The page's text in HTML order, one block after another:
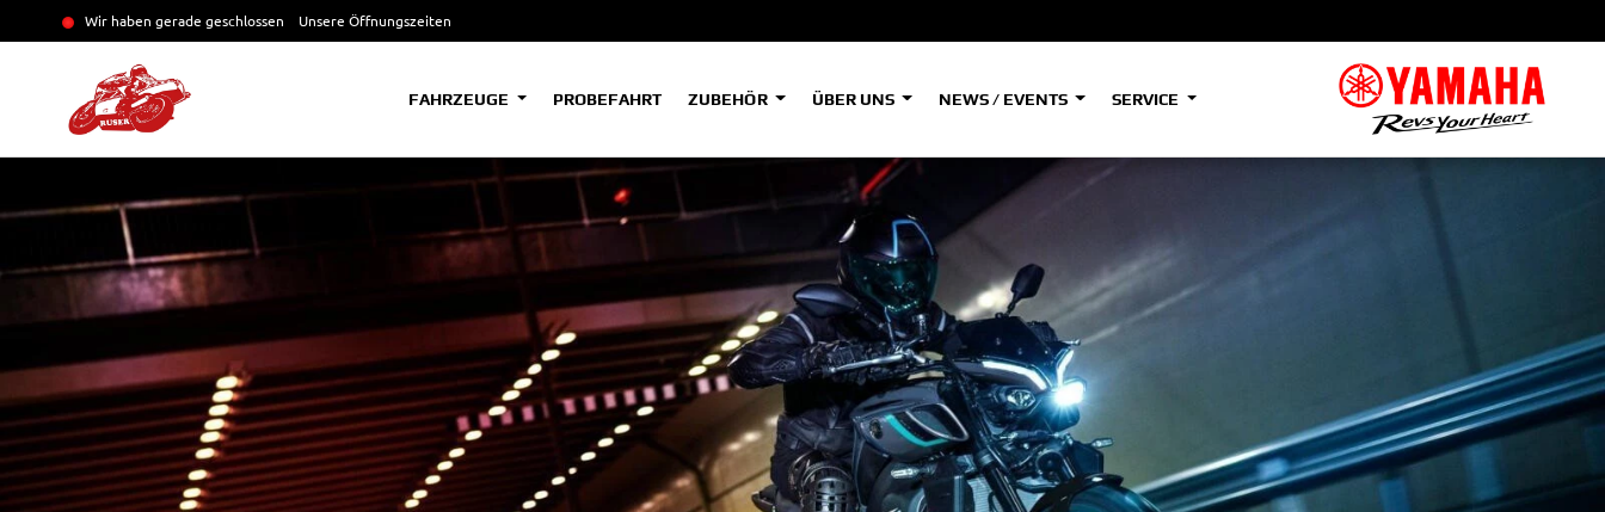
Wir haben gerade geschlossen Unsere Öffnungszeiten
FAHRZEUGE
SPORT TOURING
SUPERSPORT
Tenere
(Low)
700
(Low)
A2
Tenere
700
35kW
A
Tenere
700
Rally
A2
35kW
PROBEFAHRT ZUBEHÖR ÜBER UNS NEWS / EVENTS SERVICE